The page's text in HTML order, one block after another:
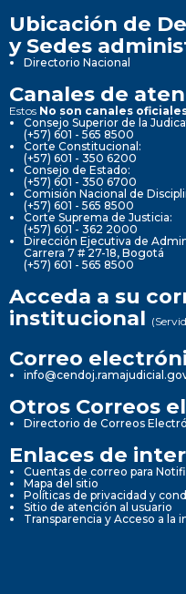
Ubicación de
y Sedes
Directorio Nacional
Canales de
Estos No son canales
Consejo Superior de la
(+57) 601 - 565 8500
Corte Constitucional:
(+57) 601 - 350 6200
Consejo de Estado:
(+57) 601 - 350 6700
Comisión Nacional de
(+57) 601 - 565 8500
Corte Suprema de Justicia:
(+57) 601 - 362 2000
Dirección Ejecutiva de
Carrera 7 # 27-18, Bogotá
(+57) 601 - 565 8500
Acceda a su
institucional
Correo
Otros Correos
Directorio de Correos
Enlaces de
Cuentas de correo para
Mapa del sitio
Políticas de privacidad y
Sitio de atención al usuario
Transparencia y Acceso a la